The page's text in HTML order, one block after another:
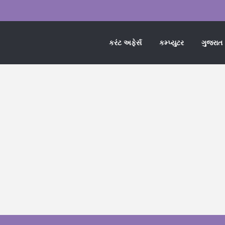
કરંટ અફેર્સ કમ્પ્યુટર ગુજરાત